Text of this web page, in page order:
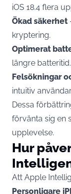
iOS 18.4 flera
Ökad säkerhet
kryptering.
Optimerat
längre batteritid.
Felsökningar
intuitiv
Dessa
förvänta sig en
upplevelse.
Hur
Att Apple
Personligare